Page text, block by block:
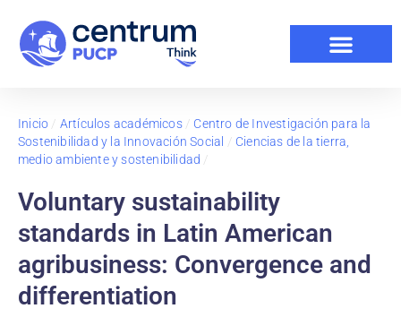
Inicio / Artículos académicos/ Centro de Investigación para la
Sostenibilidad y la Innovación Social / Ciencias de la tierra,
medio ambiente y sostenibilidad /
Voluntary sustainability
standards in Latin American
agribusiness: Convergence and
differentiation